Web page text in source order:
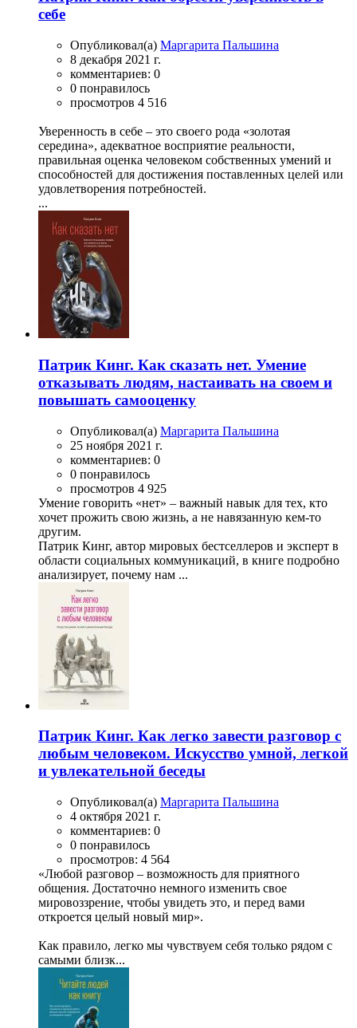
себе
Опубликовал(а) Маргарита Пальшина
8 декабря 2021 г.
комментариев: 0
0 понравилось
просмотров 4 516
Уверенность в себе – это своего рода «золотая
середина», адекватное восприятие реальности,
правильная оценка человеком собственных умений и
способностей для достижения поставленных целей или
удовлетворения потребностей.
...
Патрик Кинг. Как сказать нет. Умение
отказывать людям, настаивать на своем и
повышать самооценку
Опубликовал(а) Маргарита Пальшина
25 ноября 2021 г.
комментариев: 0
0 понравилось
просмотров 4 925
Умение говорить «нет» – важный навык для тех, кто
хочет прожить свою жизнь, а не навязанную кем-то
другим.
Патрик Кинг, автор мировых бестселлеров и эксперт в
области социальных коммуникаций, в книге подробно
анализирует, почему нам ...
Патрик Кинг. Как легко завести разговор с
любым человеком. Искусство умной, легкой
и увлекательной беседы
Опубликовал(а) Маргарита Пальшина
4 октября 2021 г.
комментариев: 0
0 понравилось
просмотров: 4 564
«Любой разговор – возможность для приятного
общения. Достаточно немного изменить свое
мировоззрение, чтобы увидеть это, и перед вами
откроется целый новый мир».
Как правило, легко мы чувствуем себя только рядом с
самыми близк...